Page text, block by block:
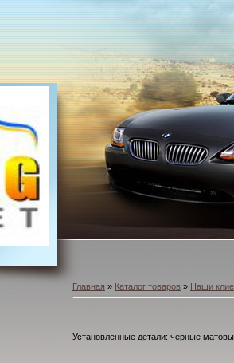
Главная » Каталог товаров » Наши
Установленные детали: черные